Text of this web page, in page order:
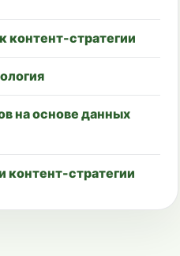
контент-стратегии
на основе данных
контент-стратегии